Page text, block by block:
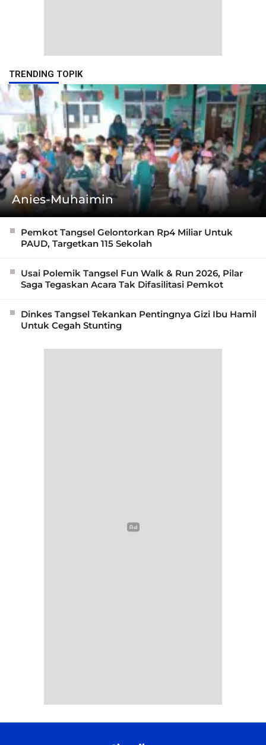
TRENDING TOPIK
Anies-Muhaimin
Pemkot Tangsel Gelontorkan Rp4 Miliar Untuk
PAUD, Targetkan 115 Sekolah
Usai Polemik Tangsel Fun Walk & Run 2026, Pilar
Saga Tegaskan Acara Tak Difasilitasi Pemkot
Dinkes Tangsel Tekankan Pentingnya Gizi Ibu Hamil
Untuk Cegah Stunting